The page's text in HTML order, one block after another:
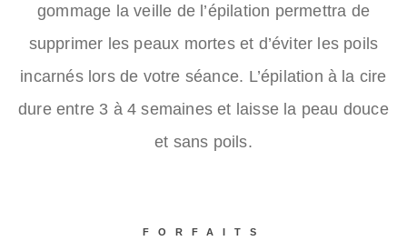
gommage la veille de l’épilation permettra de
supprimer les peaux mortes et d’éviter les poils
incarnés lors de votre séance. L’épilation à la cire
dure entre 3 à 4 semaines et laisse la peau douce
et sans poils.
FORFAITS